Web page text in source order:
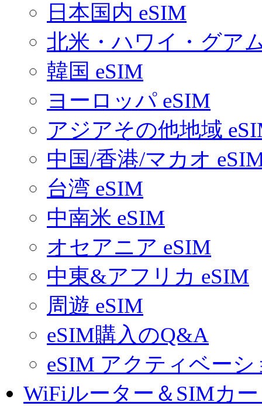
日本国内 eSIM
北米・ハワイ・グア
韓国 eSIM
ヨーロッパ eSIM
アジアその他地域
中国/香港/マカオ
台湾 eSIM
中南米 eSIM
オセアニア eSIM
中東&アフリカ eSIM
周遊 eSIM
eSIM購入のQ&A
eSIM アクティベー
WiFiルーター＆SIMカ